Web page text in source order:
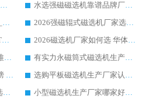
干式磁选机哪家好?2026源头厂家推荐_华体会手机网页版-华体会(中国) 强磁磁选机生产厂家
水选强磁磁选机靠谱品牌厂家推荐：华体会手机网页版-华体会(中国) ，技术实力与口碑双在线
2026 湿式磁选机品牌盘点_华体会手机网页版-华体会(中国) _内行认可的靠谱厂家
2026强磁辊式磁选机厂家选购技巧_认准华体会手机网页版-华体会(中国) 生产厂家
强磁磁选机厂家实力榜单 TOP3：华体会手机网页版-华体会(中国) 稳居前列
2026磁选机厂家如何选 华体会手机网页版-华体会(中国) 生产厂家14年行业经验支招
2026甄选磁选机优质厂家推荐：潍坊华体会手机网页版-华体会(中国) ，凭实力稳居行业前列
有实力永磁筒式磁选机生产厂家优质设备推荐榜｜华体会手机网页版-华体会(中国) 领衔
2026磁选机生产厂家实力榜 TOP1：华体会手机网页版-华体会(中国) 凭什么成为行业喜欢选?
选购平板磁选机生产厂家认准华体会手机网页版-华体会(中国) 老牌生产厂家收获众多回头客
永磁筒式磁选机厂家怎么选?14 年老厂华体会手机网页版-华体会(中国) 凭实力出圈，这 5 大优势太圈粉
小型磁选机生产厂家哪家好?2026 年实测推荐，华体会手机网页版-华体会(中国) 十年口碑厂值得闭眼入